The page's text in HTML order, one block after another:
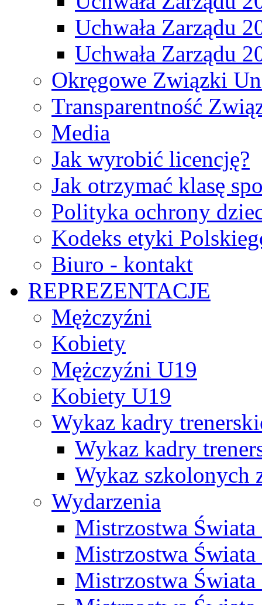
Uchwała Zarządu
Uchwała Zarządu
Okręgowe Związki
Transparentność
Media
Jak wyrobić licencję?
Jak otrzymać klasę
Polityka ochrony
Kodeks etyki
Biuro - kontakt
REPREZENTACJE
Mężczyźni
Kobiety
Mężczyźni U19
Kobiety U19
Wykaz kadry
Wykaz kadry
Wykaz szkolonych
Wydarzenia
Mistrzostwa
Mistrzostwa
Mistrzostwa